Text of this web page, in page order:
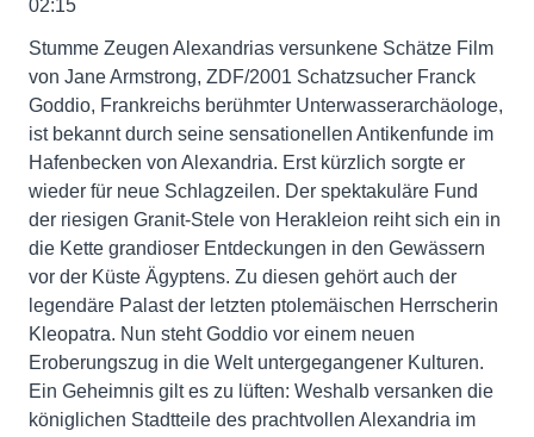
02:15
Stumme Zeugen Alexandrias versunkene Schätze Film
von Jane Armstrong, ZDF/2001 Schatzsucher Franck
Goddio, Frankreichs berühmter Unterwasserarchäologe,
ist bekannt durch seine sensationellen Antikenfunde im
Hafenbecken von Alexandria. Erst kürzlich sorgte er
wieder für neue Schlagzeilen. Der spektakuläre Fund
der riesigen Granit-Stele von Herakleion reiht sich ein in
die Kette grandioser Entdeckungen in den Gewässern
vor der Küste Ägyptens. Zu diesen gehört auch der
legendäre Palast der letzten ptolemäischen Herrscherin
Kleopatra. Nun steht Goddio vor einem neuen
Eroberungszug in die Welt untergegangener Kulturen.
Ein Geheimnis gilt es zu lüften: Weshalb versanken die
königlichen Stadtteile des prachtvollen Alexandria im